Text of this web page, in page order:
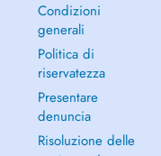
Condizioni
generali
Politica di
riservatezza
Presentare
denuncia
Risoluzione delle